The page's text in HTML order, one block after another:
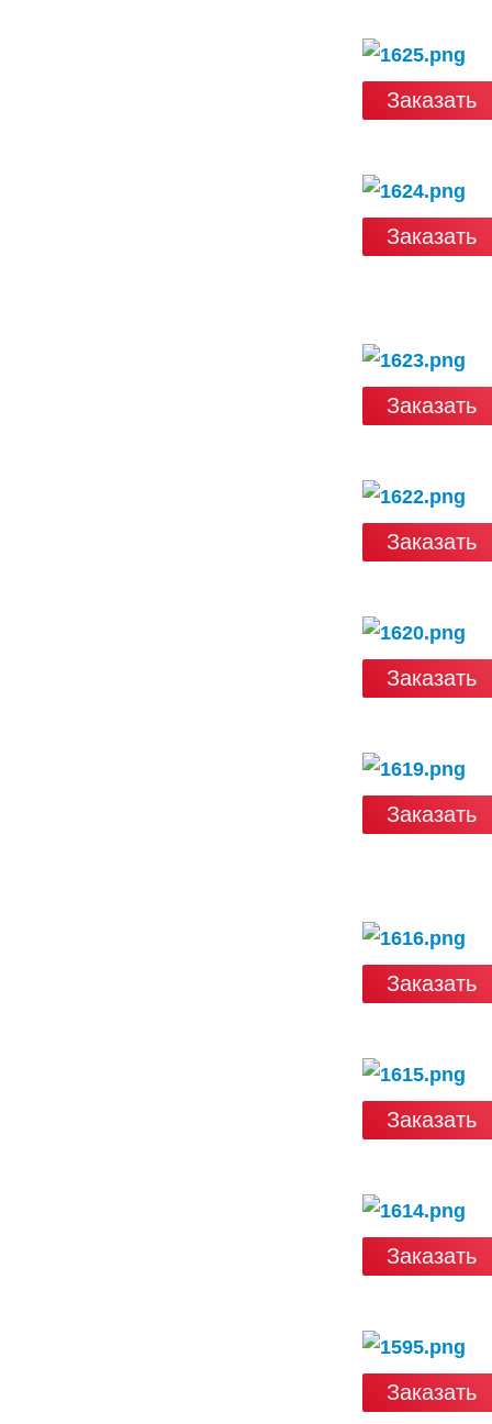
Заказать
Заказать
Заказать
Заказать
Заказать
Заказать
Заказать
Заказать
Заказать
Заказать